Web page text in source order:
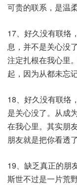
可贵的联系，是温
17、好久没有联络
息，并不是关心没
注定扎根在我心里
起，因为从都未忘记
18、好久没有联络
是关心没了。从成
在我心里。其实朋
朋友就是把你看透
19、缺乏真正的朋
斯世不过是一片荒野